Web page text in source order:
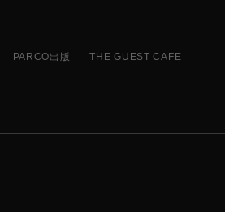
PARCO出版 THE GUEST CAFE